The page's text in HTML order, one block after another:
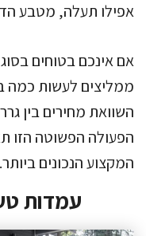
אפילו תעלה, מטבע
אם אינכם בטוחים
ממליצים לעשות כמה
השוואת מחירים בין
הפעולה הפשוטה הזו
המקצוע הנכונים ביותר.
עמדות